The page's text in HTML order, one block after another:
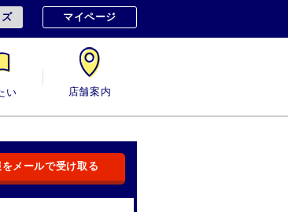
マイページ
い 店舗案内
メールで受け取る